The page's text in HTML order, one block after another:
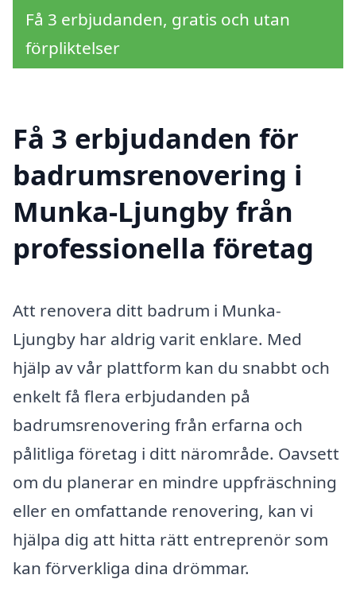
Få 3 erbjudanden, gratis och utan
förpliktelser
Få 3 erbjudanden för
badrumsrenovering i
Munka-Ljungby från
professionella företag
Att renovera ditt badrum i Munka-
Ljungby har aldrig varit enklare. Med
hjälp av vår plattform kan du snabbt och
enkelt få flera erbjudanden på
badrumsrenovering från erfarna och
pålitliga företag i ditt närområde. Oavsett
om du planerar en mindre uppfräschning
eller en omfattande renovering, kan vi
hjälpa dig att hitta rätt entreprenör som
kan förverkliga dina drömmar.